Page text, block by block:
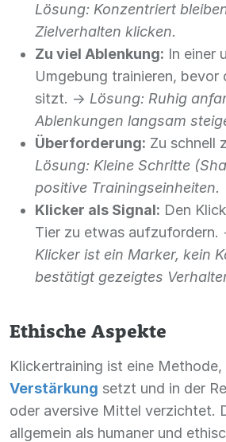
Lösung: Konzentriert
Zielverhalten klicken.
Zu viel Ablenkung: In einer
Umgebung trainieren, bevor
sitzt. -> Lösung: Ruhig
Ablenkungen langsam
Überforderung: Zu schnell
Lösung: Kleine Schritte
positive Trainingseinheiten.
Klicker als Signal: Den
Tier zu etwas aufzufordern.
Klicker ist ein Marker, kein
bestätigt gezeigtes
Ethische Aspekte
Klickertraining ist eine
Verstärkung setzt und in der
oder aversive Mittel verzichtet.
allgemein als humaner und